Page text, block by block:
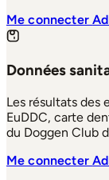
Me connecter
Données
Les résultats des
EuDDC, carte
du Doggen Club
Me connecter